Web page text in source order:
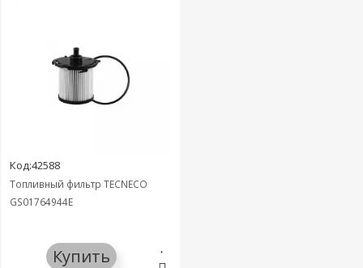
Код:42588
Топливный фильтр TECNECO
GS01764944E
Купить